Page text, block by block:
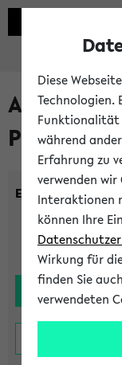
Alle noch
Prüfungen
Einrichtung:
Diese
Technologien.
Funktionalität
während
Erfahrung zu
verwenden
Interaktionen
können Ihre
Wirkung für
finden Sie
verwendeten